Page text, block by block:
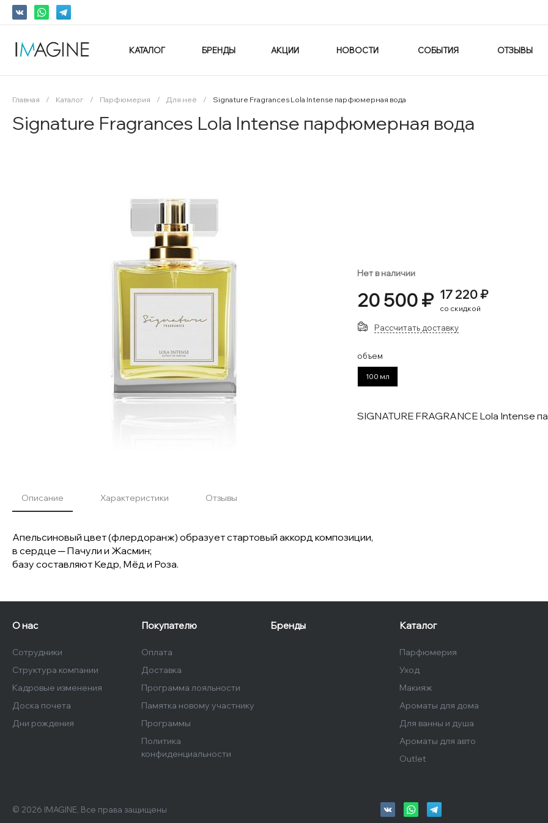
КАТАЛОГ БРЕНДЫ АКЦИИ НОВОСТИ СОБЫТИЯ ОТЗЫВЫ
Главная / Каталог / Парфюмерия / Для неё / Signature Fragrances Lola Intense парфюмерная вода
Signature Fragrances Lola Intense парфюмерная вода
Нет в наличии
20 500 ₽ 17 220 ₽
со скидкой
Рассчитать доставку
объем
100 мл
SIGNATURE FRAGRANCE Lola Intense
Описание Характеристики Отзывы
Апельсиновый цвет (флердоранж) образует стартовый аккорд композиции,
в сердце ─ Пачули и Жасмин;
базу составляют Кедр, Мёд и Роза.
О нас
Сотрудники
Структура компании
Кадровые изменения
Доска почета
Дни рождения
Покупателю
Оплата
Доставка
Программа лояльности
Памятка новому участнику
Программы
Политика
конфиденциальности
Бренды Каталог
Парфюмерия
Уход
Макияж
Ароматы для дома
Для ванны и душа
Ароматы для авто
Outlet
© 2026 IMAGINE, Все права защищены